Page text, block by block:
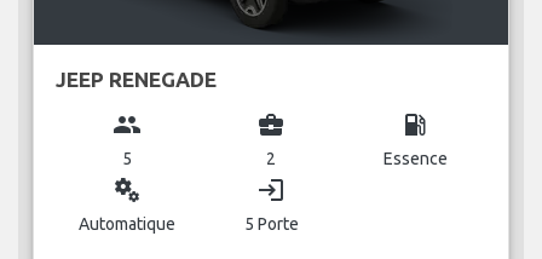
JEEP RENEGADE
group
5
business_center
2
local_gas_station
Essence
miscellaneous_services
Automatique
login
5 Porte